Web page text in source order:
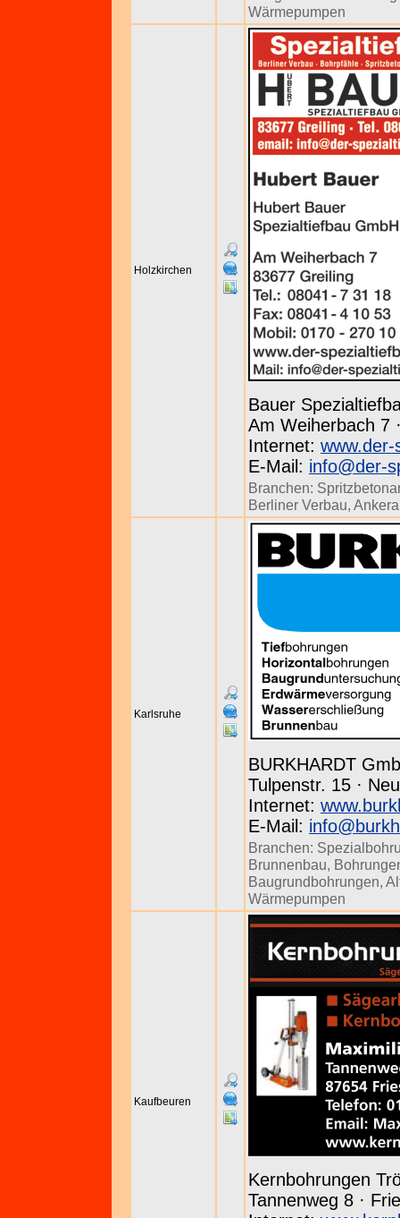
Wärmepumpen
Holzkirchen
Bauer
Am Weiherbach 7
Internet: www.der-
E-Mail: info@der-
Branchen:
Berliner Verbau,
Karlsruhe
BURKHARDT
Tulpenstr. 15 ·
Internet:
E-Mail:
Branchen:
Brunnenbau,
Baugrundbohrungen,
Wärmepumpen
Kaufbeuren
Kernbohrungen
Tannenweg 8 ·